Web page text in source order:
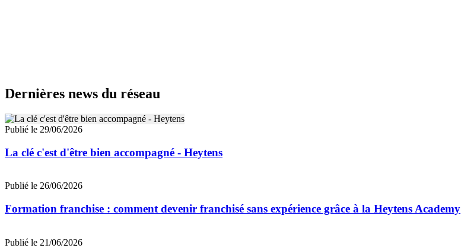
Dernières news du réseau
Publié le 29/06/2026
La clé c'est d'être bien accompagné - Heytens
Publié le 26/06/2026
Formation franchise : comment devenir franchisé sans expérience grâce à la Heytens Academy
Publié le 21/06/2026